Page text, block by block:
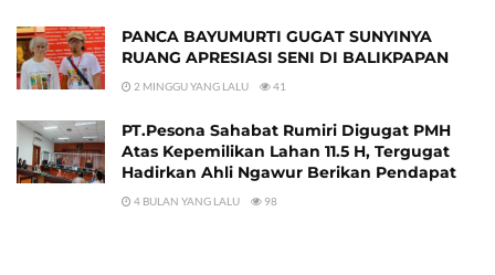
PANCA BAYUMURTI GUGAT SUNYINYA
RUANG APRESIASI SENI DI BALIKPAPAN
2 MINGGU YANG LALU 41
PT.Pesona Sahabat Rumiri Digugat PMH
Atas Kepemilikan Lahan 11.5 H, Tergugat
Hadirkan Ahli Ngawur Berikan Pendapat
4 BULAN YANG LALU 98